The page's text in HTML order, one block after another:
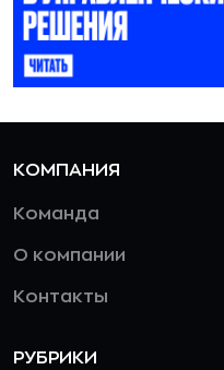
КОМПАНИЯ
Команда
О компании
Контакты
РУБРИКИ